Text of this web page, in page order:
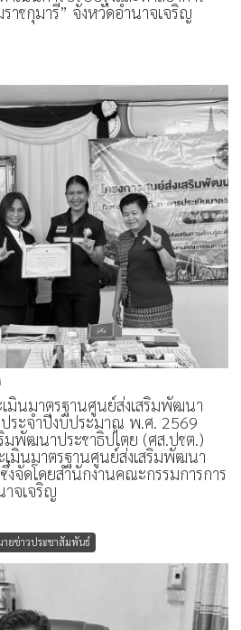
าชกุมารี” จังหวัดอำนาจเจริญ
เมินมาตรฐานศูนย์ส่งเสริมพัฒนา
ระจำปีงบประมาณ พ.ศ. 2569
ริมพัฒนาประชาธิปไตย (ศส.ปชต.)
มินมาตรฐานศูนย์ส่งเสริมพัฒนา
งจัดโดยสำนักงานคณะกรรมการการ
าจเจริญ
ายข่าวประชาสัมพันธ์